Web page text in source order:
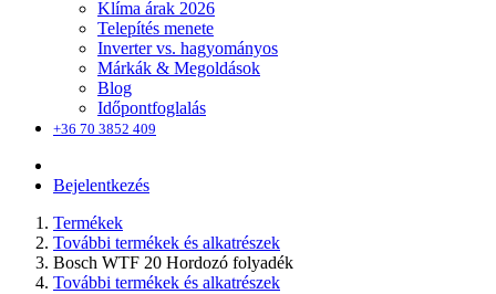
Klíma árak 2026
Telepítés menete
Inverter vs. hagyományos
Márkák & Megoldások
Blog
Időpontfoglalás
+36 70 3852 409
Bejelentkezés
Termékek
További termékek és alkatrészek
Bosch WTF 20 Hordozó folyadék
További termékek és alkatrészek